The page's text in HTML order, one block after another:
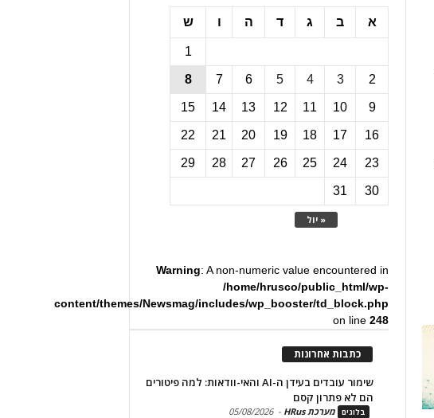
א ב ג ד ה ו ש
« יול
1
2
3
4
5
6
7
8
9
10
11
12
13
14
15
16
17
18
19
20
21
22
23
24
25
26
27
28
29
30
31
Warning: A non-numeric value encountered in
/home/hrusco/public_html/wp-
content/themes/Newsmag/includes/wp_booster/td_block.php
on line248
כתבות אחרונות
שימור עובדים בעידן ה-AI והאי-וודאות: למה פיטורים
הם לא פתרון קסם
בלוגים מערכת HRus -
05/08/2026